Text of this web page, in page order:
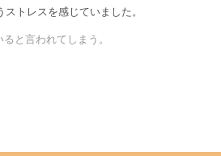
トレスを感じていました。
と言われてしまう。